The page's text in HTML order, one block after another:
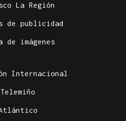
La Región
de publicidad
de imágenes
Internacional
Telemiño